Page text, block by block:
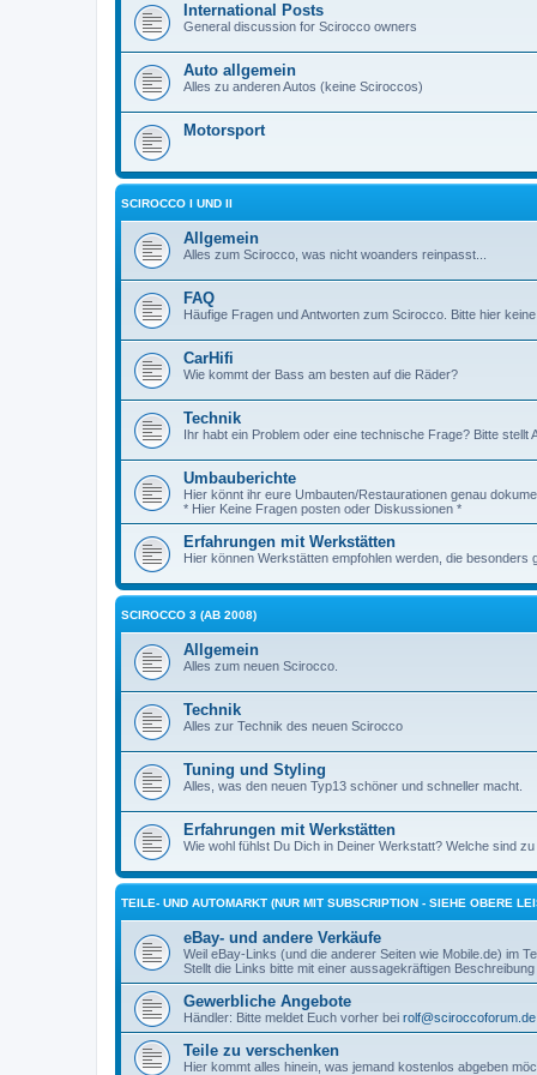
International Posts
General discussion for Scirocco owners
Auto allgemein
Alles zu anderen Autos (keine Sciroccos)
Motorsport
SCIROCCO I UND II
Allgemein
Alles zum Scirocco, was nicht woanders reinpasst...
FAQ
Häufige Fragen und Antworten zum Scirocco. Bitte hier
CarHifi
Wie kommt der Bass am besten auf die Räder?
Technik
Ihr habt ein Problem oder eine technische Frage? Bitte stellt
Umbauberichte
Hier könnt ihr eure Umbauten/Restaurationen genau
* Hier Keine Fragen posten oder Diskussionen *
Erfahrungen mit Werkstätten
Hier können Werkstätten empfohlen werden, die besonders
SCIROCCO 3 (AB 2008)
Allgemein
Alles zum neuen Scirocco.
Technik
Alles zur Technik des neuen Scirocco
Tuning und Styling
Alles, was den neuen Typ13 schöner und schneller macht.
Erfahrungen mit Werkstätten
Wie wohl fühlst Du Dich in Deiner Werkstatt? Welche sind
TEILE- UND AUTOMARKT (NUR MIT SUBSCRIPTION - SIEHE OBERE
eBay- und andere Verkäufe
Weil eBay-Links (und die anderer Seiten wie Mobile.de) im
Stellt die Links bitte mit einer aussagekräftigen Beschreibung
Gewerbliche Angebote
Händler: Bitte meldet Euch vorher bei rolf@sciroccoforum.de
Teile zu verschenken
Hier kommt alles hinein, was jemand kostenlos abgeben